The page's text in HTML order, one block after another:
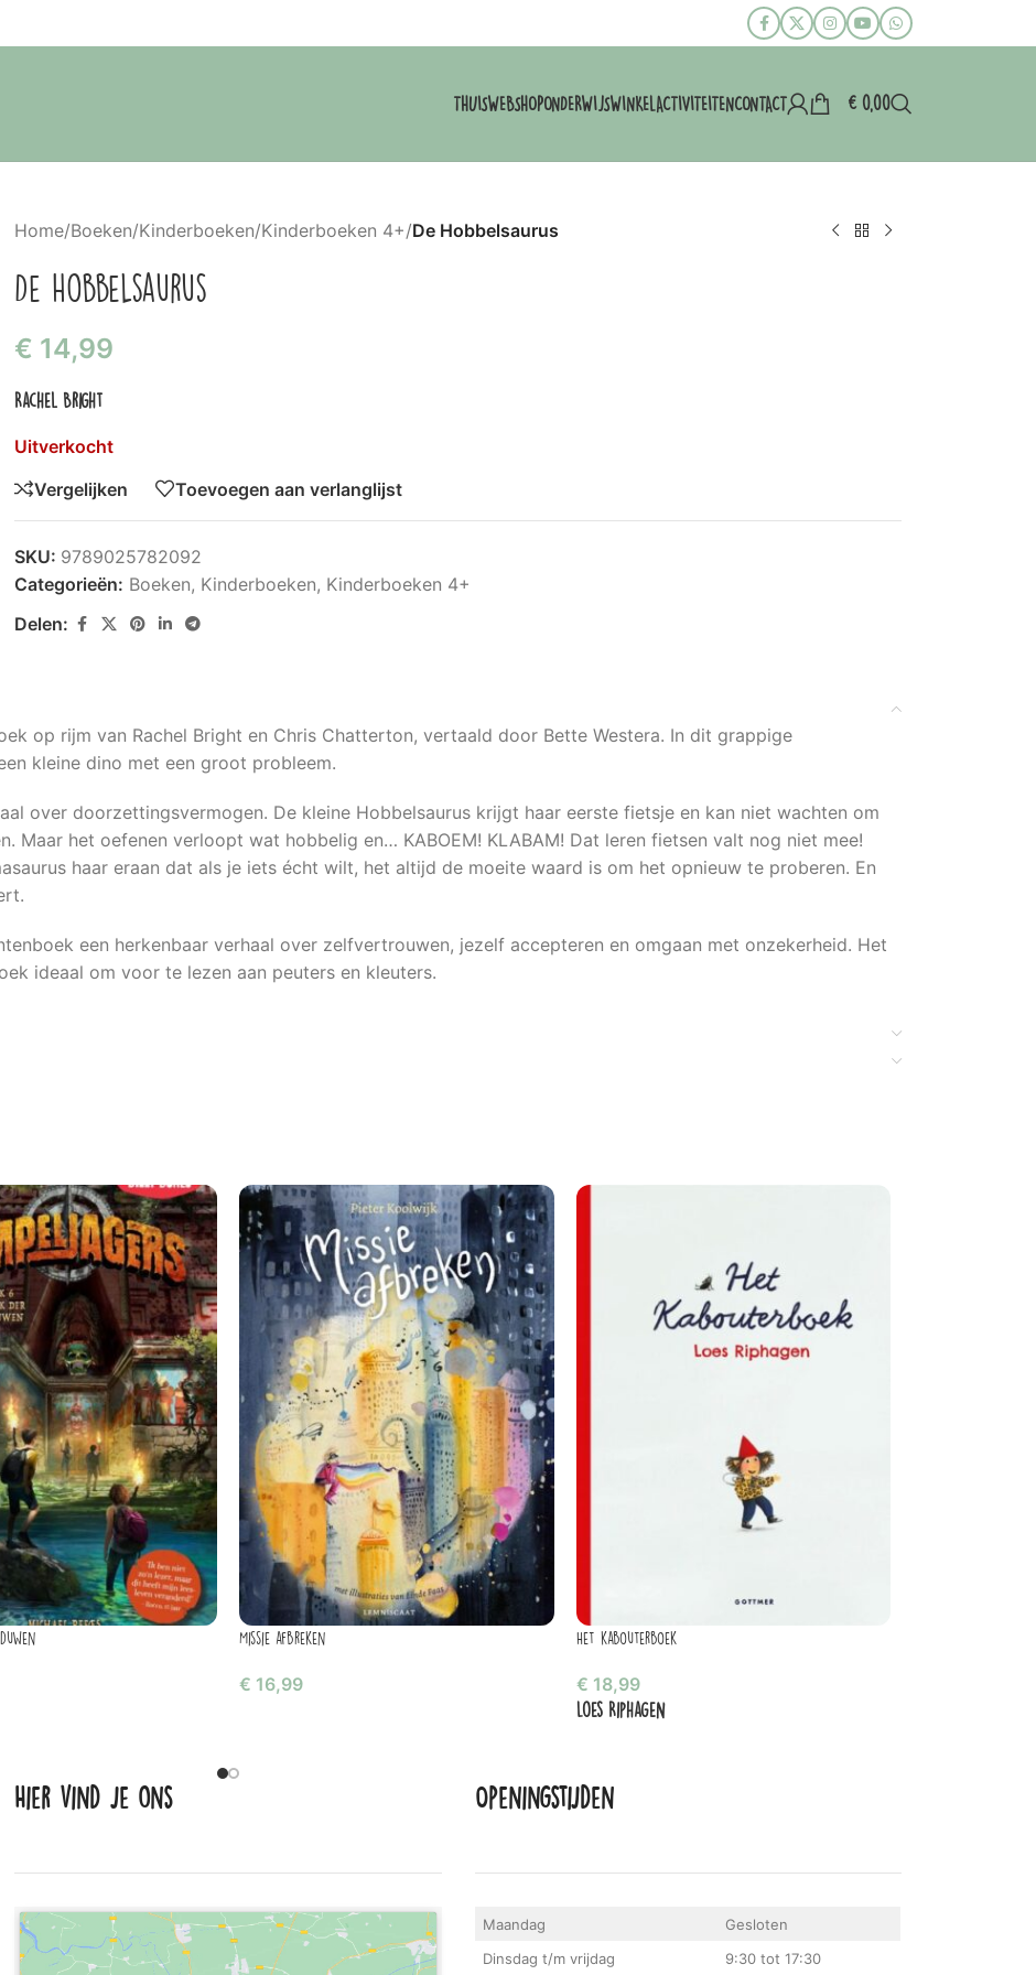
THUISWEBSHOPONDERWIJSWINKELACTIVITEITENCONTACT €0,00
Home/Boeken/Kinderboeken/Kinderboeken 4+/De Hobbelsaurus
De Hobbelsaurus
€ 14,99
Rachel Bright
Uitverkocht
Vergelijken
Toevoegen aan verlanglijst
SKU: 9789025782092
Categorieën: Boeken, Kinderboeken, Kinderboeken 4+
Delen:
op rijm van Rachel Bright en Chris Chatterton, vertaald door Bette Westera. In dit grappige
kleine dino met een groot probleem.
over doorzet­tingsvermogen. De kleine Hobbelsaurus krijgt haar eerste fietsje en kan niet wachten om
Maar het oefenen verloopt wat hobbelig en… KABOEM! KLABAM! Dat leren fietsen valt nog niet mee!
haar eraan dat als je iets écht wilt, het altijd de moeite waard is om het opnieuw te proberen. En
een herkenbaar verhaal over zelfvertrouwen, jezelf accepteren en omgaan met onzekerheid. Het
ideaal om voor te lezen aan peuters en kleuters.
wereldwijd geliefd om haar gevoelige en toegankelijke dierenverhalen met een mooie boodschap.
met expressieve, kleurrijke beelden vol detail. De sprankelende vertaling op rijm is van Bette Westera.
Missie afbreken
€ 16,99
Het kabouterboek
€ 18,99
Loes Riphagen
Hier vind je ons Openingstijden
Maandag
Gesloten
Dinsdag t/m vrijdag
9:30 tot 17:30